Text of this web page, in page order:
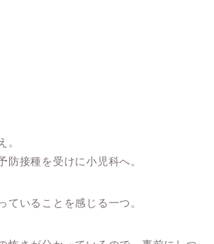
。
防接種を受けに小児科へ。
ていることを感じる一つ。